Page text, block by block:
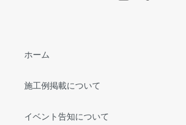
ホーム
施工例掲載について
イベント告知について